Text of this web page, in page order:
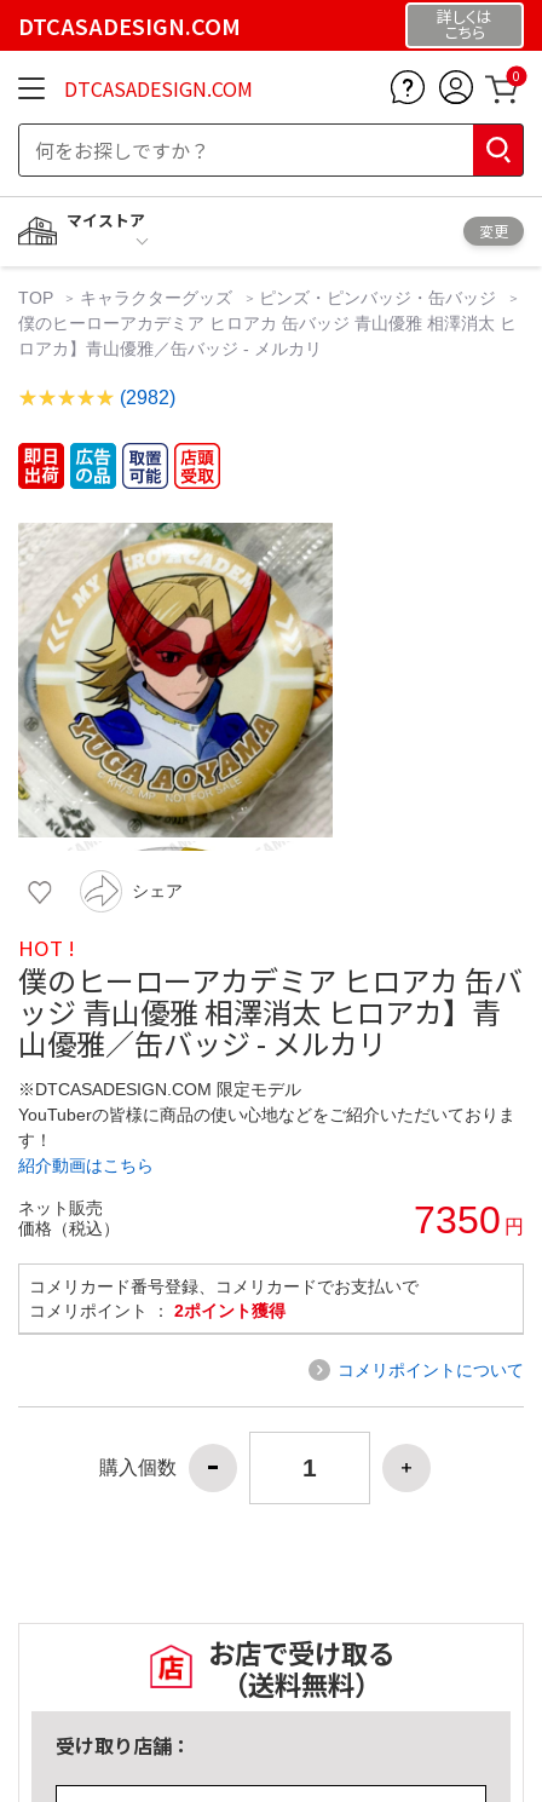
DTCASADESIGN.COM 詳しくは
こちら
DTCASADESIGN.COM 0
マイストア
変更
TOP キャラクターグッズ
ピンズ・ピンバッジ・缶バッジ
僕のヒーローアカデミア ヒロアカ 缶バッジ 青山優雅 相澤消太 ヒ
ロアカ】青山優雅／缶バッジ - メルカリ
(2982)
シェア
HOT !
僕のヒーローアカデミア ヒロアカ 缶バ
ッジ 青山優雅 相澤消太 ヒロアカ】青
山優雅／缶バッジ - メルカリ
※DTCASADESIGN.COM 限定モデル
YouTuberの皆様に商品の使い心地などをご紹介いただいておりま
す！
紹介動画はこちら
ネット販売
価格（税込）
7350 円
コメリカード番号登録、コメリカードでお支払いで
コメリポイント ： 2ポイント獲得
コメリポイントについて
購入個数
お店で受け取る
（送料無料）
受け取り店舗：